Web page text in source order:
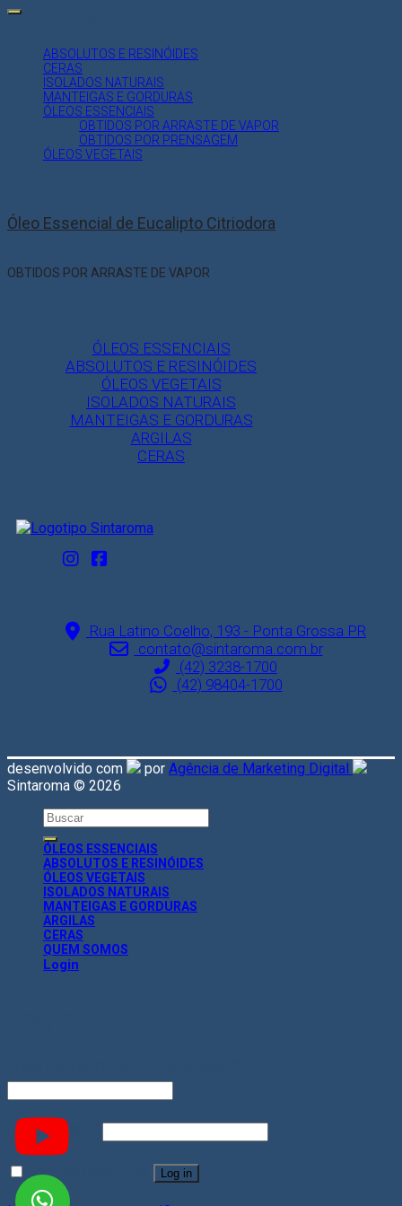
for:
ABSOLUTOS E RESINÓIDES
CERAS
ISOLADOS NATURAIS
MANTEIGAS E GORDURAS
ÓLEOS ESSENCIAIS
OBTIDOS POR ARRASTE DE VAPOR
OBTIDOS POR PRENSAGEM
ÓLEOS VEGETAIS
OBTIDOS POR ARRASTE DE VAPOR
Óleo Essencial de Eucalipto Citriodora
ÓLEOS ESSENCIAIS
ABSOLUTOS E RESINÓIDES
ÓLEOS VEGETAIS
ISOLADOS NATURAIS
MANTEIGAS E GORDURAS
ARGILAS
CERAS
Rua Latino Coelho, 193 - Ponta Grossa PR
contato@sintaroma.com.br
(42) 3238-1700
(42) 98404-1700
desenvolvido com por Agência de Marketing Digital
Sintaroma © 2026
Search
for:
ÓLEOS ESSENCIAIS
ABSOLUTOS E RESINÓIDES
ÓLEOS VEGETAIS
ISOLADOS NATURAIS
MANTEIGAS E GORDURAS
ARGILAS
CERAS
QUEM SOMOS
Login
Password
Remember me
Log in